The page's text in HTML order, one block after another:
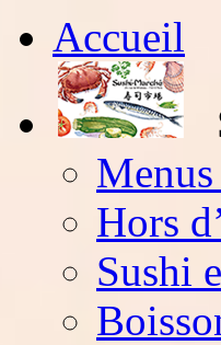
Accueil
Hors
Sushi